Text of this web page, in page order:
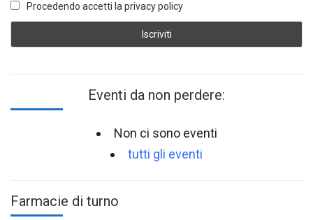
Procedendo accetti la privacy policy
Eventi da non perdere:
Non ci sono eventi
tutti gli eventi
Farmacie di turno